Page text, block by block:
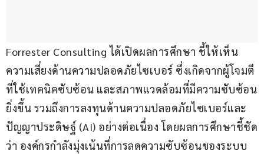
Forrester Consulting ได้เปิดผลการศึกษา ชี้ให้เห็น
ความเสี่ยงด้านความปลอดภัยไซเบอร์ ซึ่งเกิดจากผู้โจมตี
ที่ใช้เทคนิคซับซ้อน และสภาพแวดล้อมที่มีความซับซ้อน
ยิ่งขึ้น รวมถึงการลงทุนด้านความปลอดภัยไซเบอร์และ
ปัญญาประดิษฐ์ (AI) อย่างต่อเนื่อง โดยผลการศึกษาชี้ชัด
ว่า องค์กรกำลังมุ่งเน้นที่การลดความซับซ้อนของระบบ